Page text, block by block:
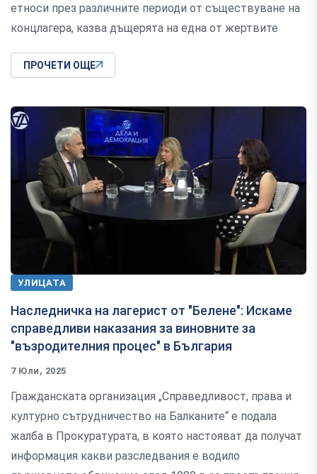
етноси през различните периоди от съществуване на
концлагера, казва дъщерята на една от жертвите
ПРОЧЕТИ ОЩЕ
УЛИЦАТА
Наследничка на лагерист от "Белене": Искаме
справедливи наказания за виновните за
"възродителния процес" в България
7 Юли, 2025
Гражданската организация „Справедливост, права и
културно сътрудничество на Балканите“ е подала
жалба в Прокуратурата, в която настояват да получат
информация какви разследвания е водило